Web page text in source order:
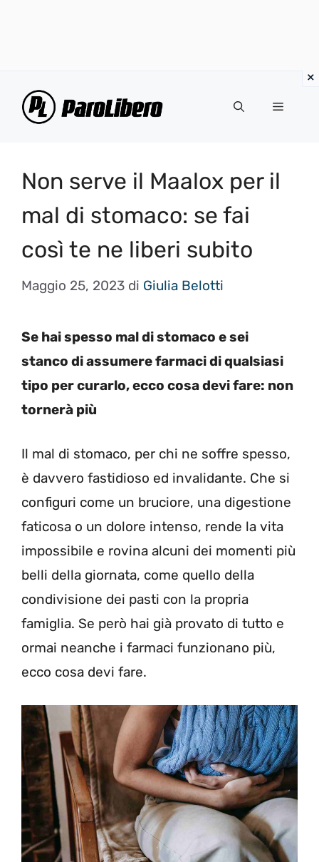
Menu
Non serve il Maalox per il
mal di stomaco: se fai
così te ne liberi subito
Maggio 25, 2023 di Giulia Belotti
Se hai spesso mal di stomaco e sei
stanco di assumere farmaci di qualsiasi
tipo per curarlo, ecco cosa devi fare: non
tornerà più
Il mal di stomaco, per chi ne soffre spesso,
è davvero fastidioso ed invalidante. Che si
configuri come un bruciore, una digestione
faticosa o un dolore intenso, rende la vita
impossibile e rovina alcuni dei momenti più
belli della giornata, come quello della
condivisione dei pasti con la propria
famiglia. Se però hai già provato di tutto e
ormai neanche i farmaci funzionano più,
ecco cosa devi fare.